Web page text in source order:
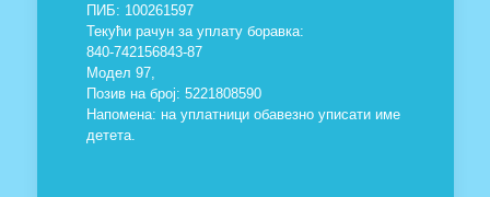
ПИБ: 100261597
Текући рачун за уплату боравка:
840-742156843-87
Модел 97,
Позив на број: 5221808590
Напомена: на уплатници обавезно уписати име
детета.